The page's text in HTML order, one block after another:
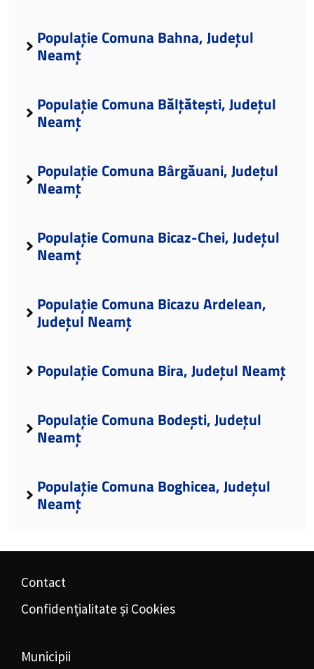
Populație Comuna Bahna, Județul
Neamț
Populație Comuna Bălțătești, Județul
Neamț
Populație Comuna Bârgăuani, Județul
Neamț
Populație Comuna Bicaz-Chei, Județul
Neamț
Populație Comuna Bicazu Ardelean,
Județul Neamț
Populație Comuna Bira, Județul Neamț
Populație Comuna Bodești, Județul
Neamț
Populație Comuna Boghicea, Județul
Neamț
Contact
Confidențialitate și Cookies
Municipii